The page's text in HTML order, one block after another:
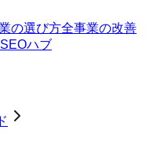
の選び方全事業の改善
ハブ